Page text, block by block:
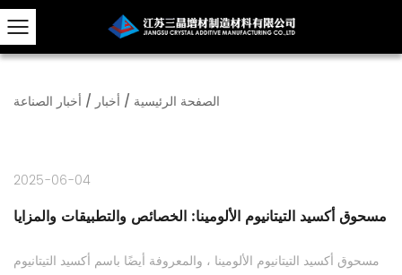
الصفحة الرئيسية / أخبار / أخبار الصناعة
2025-06-04
مسحوق أكسيد التيتانيوم الألومينا: الخصائص والتطبيقات والمزايا
مسحوق أكسيد التيتانيوم الألومينا ، والمعروفة أيضًا باسم أكسيد التيتانيوم